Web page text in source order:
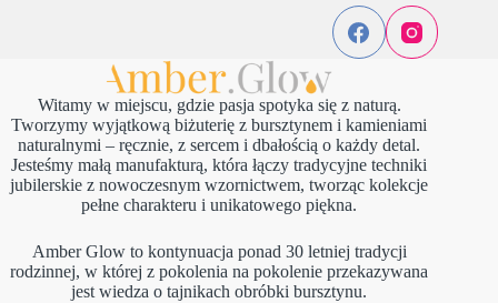
Witamy w miejscu, gdzie pasja spotyka się z naturą.
Tworzymy wyjątkową biżuterię z bursztynem i kamieniami
naturalnymi – ręcznie, z sercem i dbałością o każdy detal.
Jesteśmy małą manufakturą, która łączy tradycyjne techniki
jubilerskie z nowoczesnym wzornictwem, tworząc kolekcje
pełne charakteru i unikatowego piękna.
Amber Glow to kontynuacja ponad 30 letniej tradycji
rodzinnej, w której z pokolenia na pokolenie przekazywana
jest wiedza o tajnikach obróbki bursztynu.